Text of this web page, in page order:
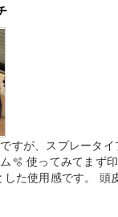
すが、スプレータ
たのが、炭
た使用感です。 頭
あり、クセになる感